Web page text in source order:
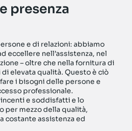
presenza
e di relazioni: abbiamo
eccellere nell’assistenza, nel
– oltre che nella fornitura di
elevata qualità. Questo è ciò
i bisogni delle persone e
professionale.
e soddisfatti e lo
per mezzo della qualità,
costante assistenza ed